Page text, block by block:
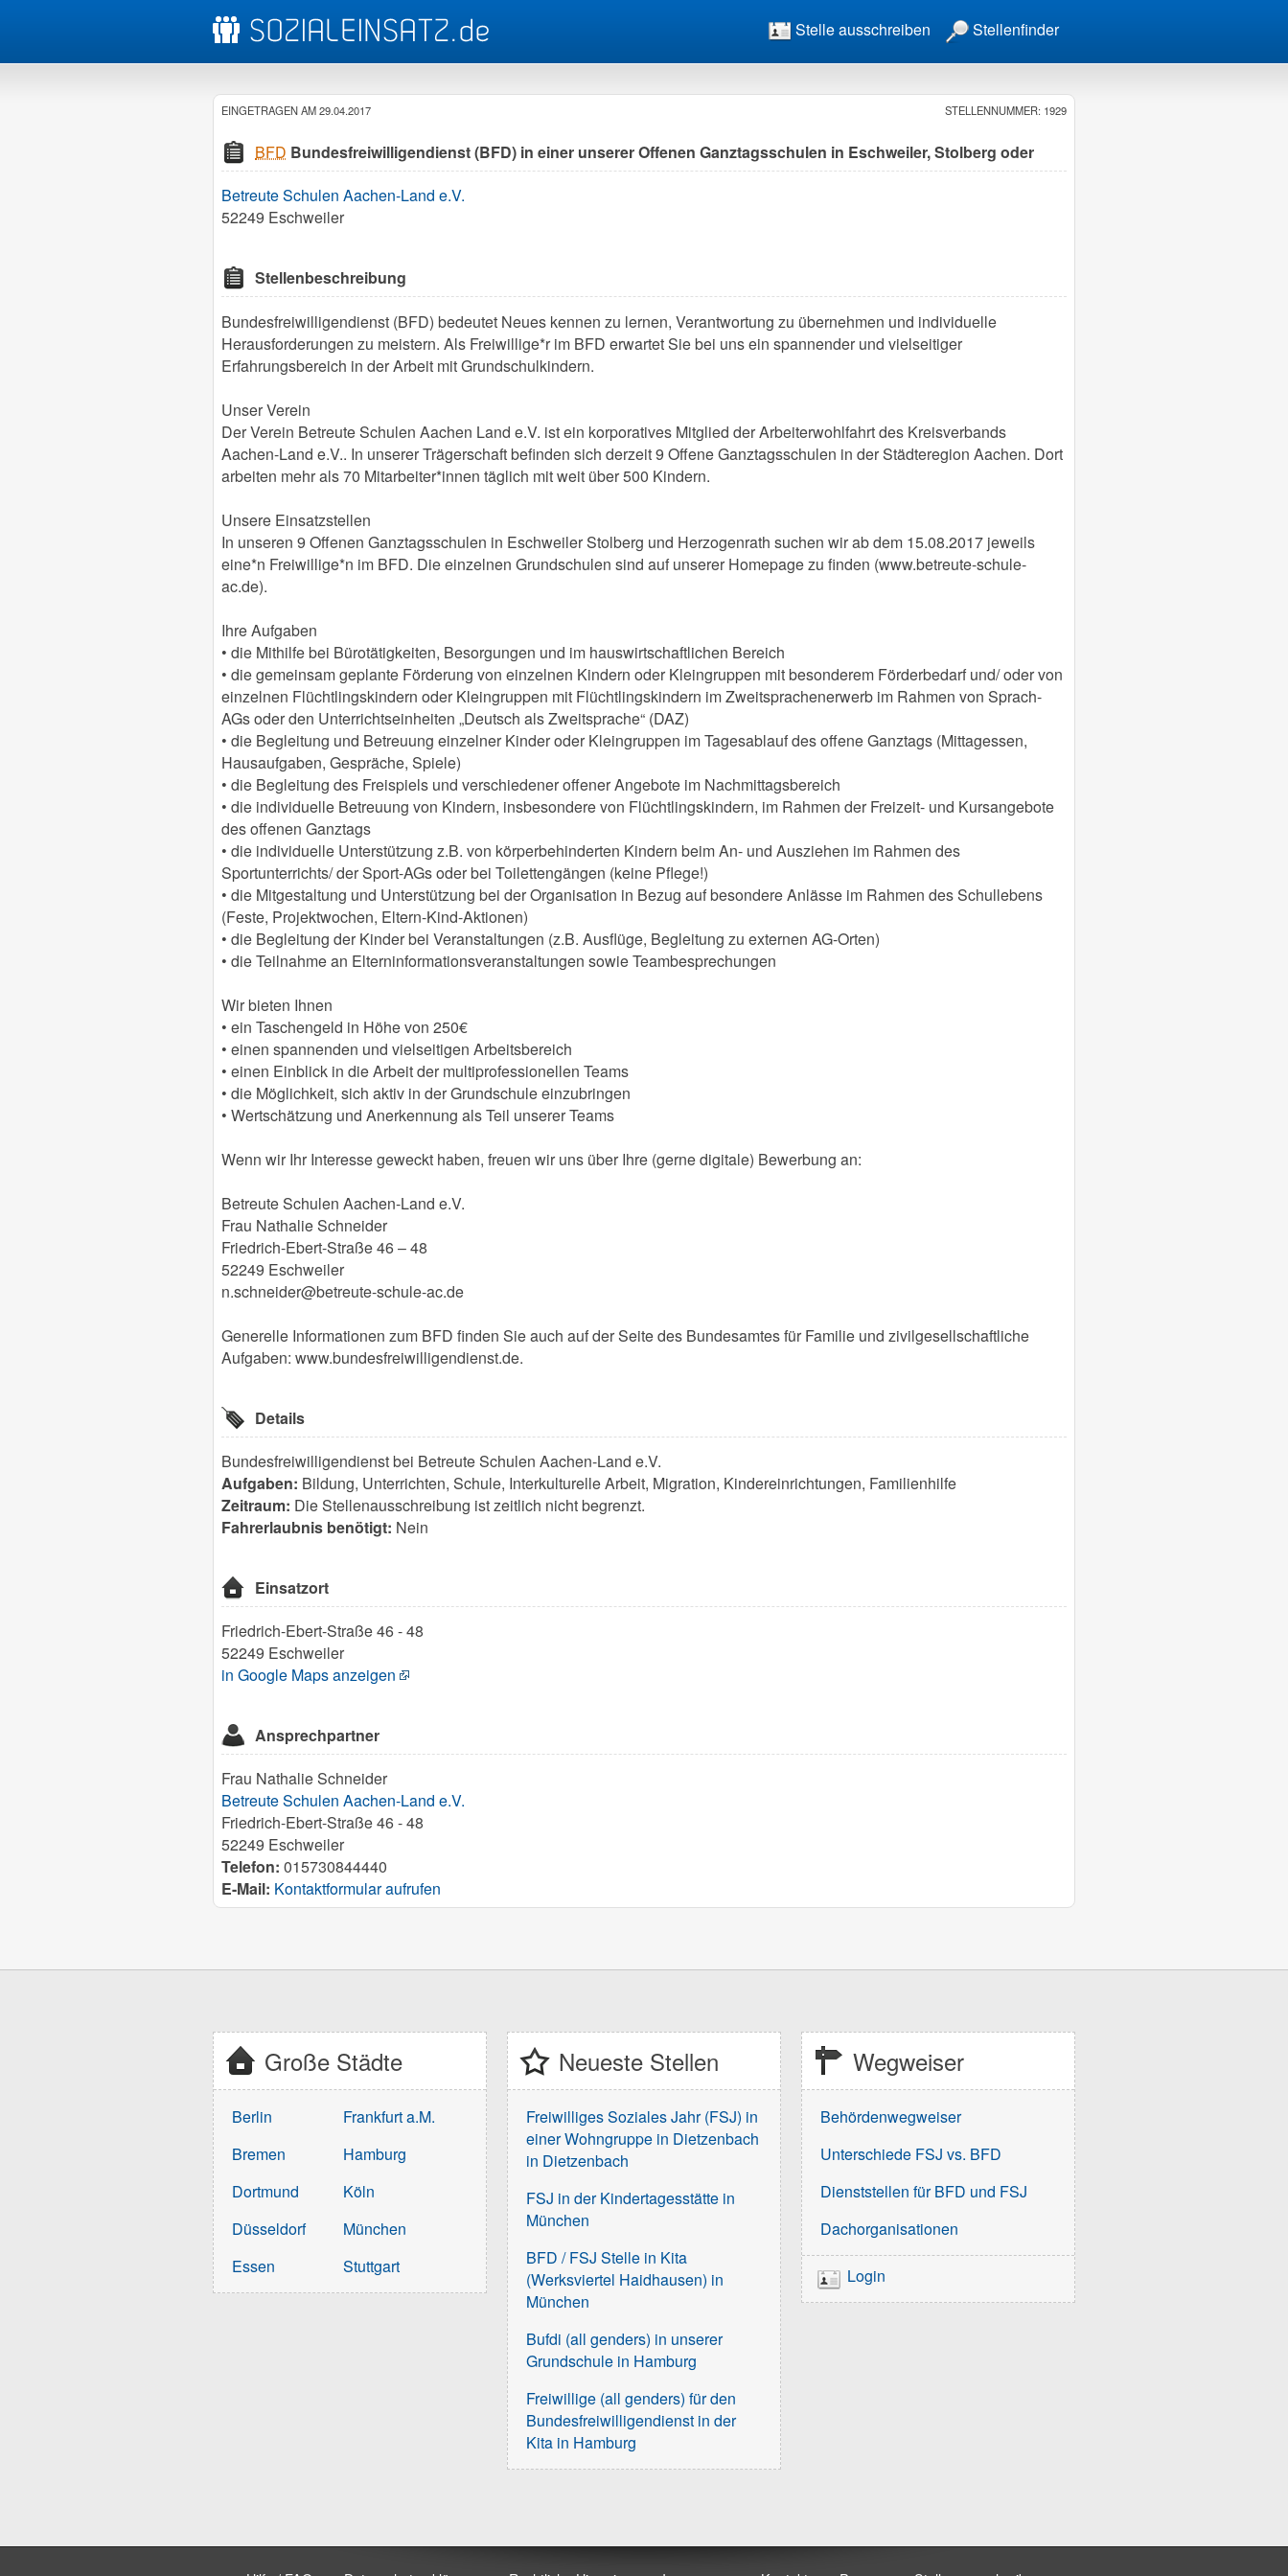
Stelle ausschreiben Stellenfinder
EINGETRAGEN AM 29.04.2017 STELLENNUMMER: 1929
BFD Bundesfreiwilligendienst (BFD) in einer unserer Offenen Ganztagsschulen in Eschweiler, Stolberg oder
Betreute Schulen Aachen-Land e.V.
52249 Eschweiler
Stellenbeschreibung
Bundesfreiwilligendienst (BFD) bedeutet Neues kennen zu lernen, Verantwortung zu übernehmen und individuelle
Herausforderungen zu meistern. Als Freiwillige*r im BFD erwartet Sie bei uns ein spannender und vielseitiger
Erfahrungsbereich in der Arbeit mit Grundschulkindern.
Unser Verein
Der Verein Betreute Schulen Aachen Land e.V. ist ein korporatives Mitglied der Arbeiterwohlfahrt des Kreisverbands
Aachen-Land e.V.. In unserer Trägerschaft befinden sich derzeit 9 Offene Ganztagsschulen in der Städteregion Aachen. Dort
arbeiten mehr als 70 Mitarbeiter*innen täglich mit weit über 500 Kindern.
Unsere Einsatzstellen
In unseren 9 Offenen Ganztagsschulen in Eschweiler Stolberg und Herzogenrath suchen wir ab dem 15.08.2017 jeweils
eine*n Freiwillige*n im BFD. Die einzelnen Grundschulen sind auf unserer Homepage zu finden (www.betreute-schule-
ac.de).
Ihre Aufgaben
• die Mithilfe bei Bürotätigkeiten, Besorgungen und im hauswirtschaftlichen Bereich
• die gemeinsam geplante Förderung von einzelnen Kindern oder Kleingruppen mit besonderem Förderbedarf und/ oder von
einzelnen Flüchtlingskindern oder Kleingruppen mit Flüchtlingskindern im Zweitsprachenerwerb im Rahmen von Sprach-
AGs oder den Unterrichtseinheiten „Deutsch als Zweitsprache“ (DAZ)
• die Begleitung und Betreuung einzelner Kinder oder Kleingruppen im Tagesablauf des offene Ganztags (Mittagessen,
Hausaufgaben, Gespräche, Spiele)
• die Begleitung des Freispiels und verschiedener offener Angebote im Nachmittagsbereich
• die individuelle Betreuung von Kindern, insbesondere von Flüchtlingskindern, im Rahmen der Freizeit- und Kursangebote
des offenen Ganztags
• die individuelle Unterstützung z.B. von körperbehinderten Kindern beim An- und Ausziehen im Rahmen des
Sportunterrichts/ der Sport-AGs oder bei Toilettengängen (keine Pflege!)
• die Mitgestaltung und Unterstützung bei der Organisation in Bezug auf besondere Anlässe im Rahmen des Schullebens
(Feste, Projektwochen, Eltern-Kind-Aktionen)
• die Begleitung der Kinder bei Veranstaltungen (z.B. Ausflüge, Begleitung zu externen AG-Orten)
• die Teilnahme an Elterninformationsveranstaltungen sowie Teambesprechungen
Wir bieten Ihnen
• ein Taschengeld in Höhe von 250€
• einen spannenden und vielseitigen Arbeitsbereich
• einen Einblick in die Arbeit der multiprofessionellen Teams
• die Möglichkeit, sich aktiv in der Grundschule einzubringen
• Wertschätzung und Anerkennung als Teil unserer Teams
Wenn wir Ihr Interesse geweckt haben, freuen wir uns über Ihre (gerne digitale) Bewerbung an:
Betreute Schulen Aachen-Land e.V.
Frau Nathalie Schneider
Friedrich-Ebert-Straße 46 – 48
52249 Eschweiler
n.schneider@betreute-schule-ac.de
Generelle Informationen zum BFD finden Sie auch auf der Seite des Bundesamtes für Familie und zivilgesellschaftliche
Aufgaben: www.bundesfreiwilligendienst.de.
Details
Bundesfreiwilligendienst bei Betreute Schulen Aachen-Land e.V.
Aufgaben: Bildung, Unterrichten, Schule, Interkulturelle Arbeit, Migration, Kindereinrichtungen, Familienhilfe
Zeitraum: Die Stellenausschreibung ist zeitlich nicht begrenzt.
Fahrerlaubnis benötigt: Nein
Einsatzort
Friedrich-Ebert-Straße 46 - 48
52249 Eschweiler
in Google Maps anzeigen
Ansprechpartner
Frau Nathalie Schneider
Betreute Schulen Aachen-Land e.V.
Friedrich-Ebert-Straße 46 - 48
52249 Eschweiler
Telefon: 015730844440
E-Mail: Kontaktformular aufrufen
Große Städte
Berlin
Bremen
Dortmund
Düsseldorf
Essen
Frankfurt a.M.
Hamburg
Köln
München
Stuttgart
Neueste Stellen
Freiwilliges Soziales Jahr (FSJ) in
einer Wohngruppe in Dietzenbach
in Dietzenbach
FSJ in der Kindertagesstätte in
München
BFD / FSJ Stelle in Kita
(Werksviertel Haidhausen) in
München
Bufdi (all genders) in unserer
Grundschule in Hamburg
Freiwillige (all genders) für den
Bundesfreiwilligendienst in der
Kita in Hamburg
Wegweiser
Behördenwegweiser
Unterschiede FSJ vs. BFD
Dienststellen für BFD und FSJ
Dachorganisationen
Login